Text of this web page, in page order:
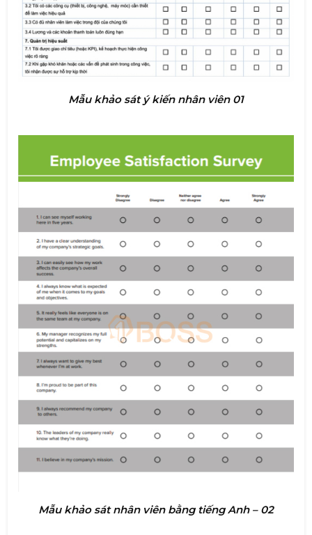
Mẫu khảo sát ý kiến nhân viên 01
Mẫu khảo sát nhân viên bằng tiếng Anh – 02